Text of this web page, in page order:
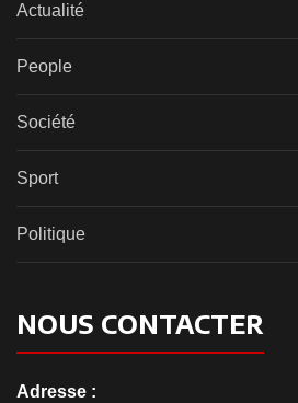
Actualité
People
Société
Sport
Politique
NOUS CONTACTER
Adresse :